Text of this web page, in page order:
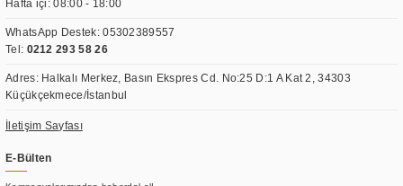
Hafta içi: 08:00 - 18:00
WhatsApp Destek:05302389557
Tel: 0212 293 58 26
Adres: Halkalı Merkez, Basın Ekspres Cd. No:25 D:1 A Kat 2, 34303
Küçükçekmece/İstanbul
İletişim Sayfası
E-Bülten